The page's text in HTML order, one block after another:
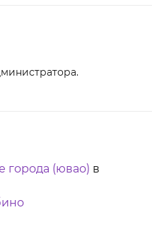
города (ювао) в